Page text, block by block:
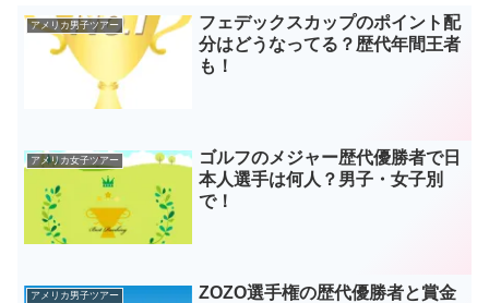
アメリカ男子ツアー
フェデックスカップのポイント配
分はどうなってる？歴代年間王者
も！
アメリカ女子ツアー
ゴルフのメジャー歴代優勝者で日
本人選手は何人？男子・女子別
で！
アメリカ男子ツアー
ZOZO選手権の歴代優勝者と賞金